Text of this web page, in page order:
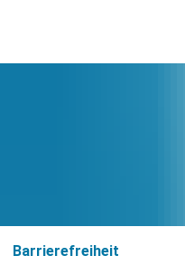
Barrierefreiheit